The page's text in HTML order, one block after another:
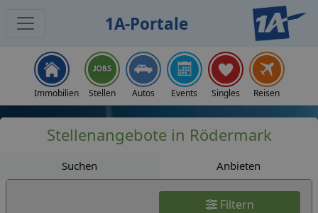
1A-Portale
Immobilien Stellen Autos Events Singles Reisen
Stellenangebote in Rödermark
Suchen Anbieten
Filtern